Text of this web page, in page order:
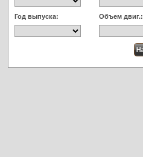
Год выпуска: Объем двиг.: